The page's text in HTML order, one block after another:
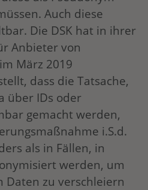
Auch diese
Die DSK hat in ihrer
Anbieter von
März 2019
dass die Tatsache,
über IDs oder
gemacht werden,
i.S.d.
als in Fällen, in
werden, um
zu verschleiern